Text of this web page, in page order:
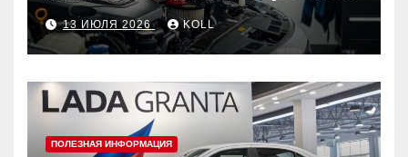
ехать в сервис
13 ИЮЛЯ 2026 KOLL
ПОЛЕЗНАЯ ИНФОРМАЦИЯ